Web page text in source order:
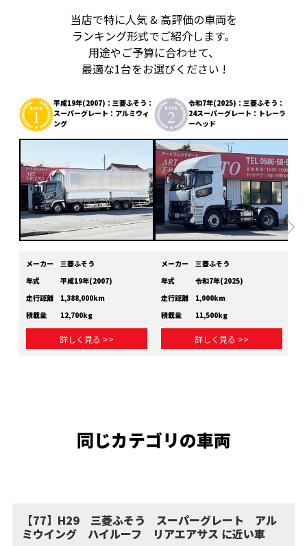
当店で特に人気 & 高評価の車両を
ランキング形式でご紹介します。
用途やご予算に合わせて、
最適な1台をお選びください !
平成19年(2007)：三菱ふそう：
スーパーグレート：アルミウィ
ング
メーカー
三菱ふそう
年式
平成19年(2007)
走行距離
1,388,000km
積載量
12,700kg
詳しく見る >>
令和7年(2025)：三菱ふそう：
24スーパーグレート：トレーラ
ーヘッド
メーカー
三菱ふそう
年式
令和7年(2025)
走行距離
1,000km
積載量
11,500kg
詳しく見る >>
同じカテゴリの車両
【77】H29 三菱ふそう スーパーグレート アル
ミウイング ハイルーフ リアエアサス に近い車